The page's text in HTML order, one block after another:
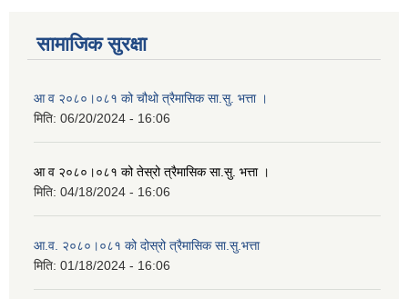
सामाजिक सुरक्षा
आ व २०८०।०८१ को चौथो त्रैमासिक सा.सु. भत्ता ।
मिति: 06/20/2024 - 16:06
आ व २०८०।०८१ को तेस्रो त्रैमासिक सा.सु. भत्ता ।
मिति: 04/18/2024 - 16:06
आ.व. २०८०।०८१ को दोस्रो त्रैमासिक सा.सु.भत्ता
मिति: 01/18/2024 - 16:06